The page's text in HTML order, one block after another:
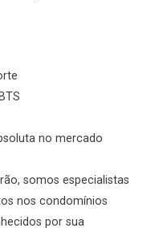
no mercado
somos especialistas
nos condomínios
por sua